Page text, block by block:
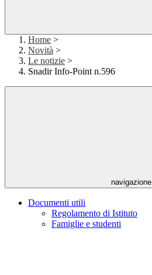
Home >
Novità >
Le notizie >
Snadir Info-Point n.596
navigazione
Documenti utili
Regolamento di Istituto
Famiglie e studenti